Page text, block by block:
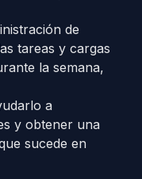
de
tareas y cargas
la semana,
a
y obtener una
sucede en